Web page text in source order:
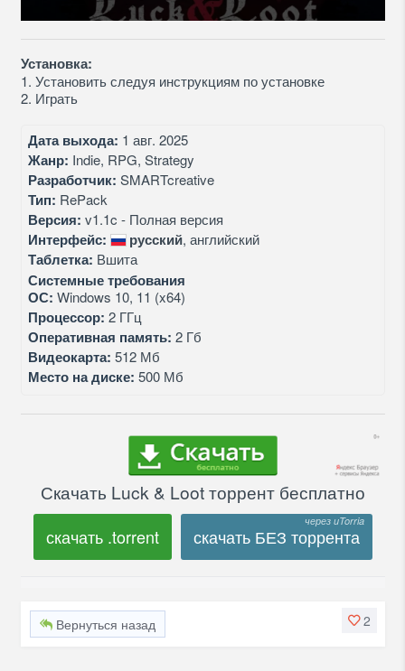
Установка:
1. Установить следуя инструкциям по установке
2. Играть
Дата выхода: 1 авг. 2025
Жанр: Indie, RPG, Strategy
Разработчик: SMARTcreative
Тип: RePack
Версия: v1.1c - Полная версия
Интерфейс: русский, английский
Таблетка: Вшита
Системные требования
ОС: Windows 10, 11 (x64)
Процессор: 2 ГГц
Оперативная память: 2 Гб
Видеокарта: 512 Мб
Место на диске: 500 Мб
Скачать Luck & Loot торрент бесплатно
скачать .torrent скачать БЕЗ торрента
2
Вернуться назад